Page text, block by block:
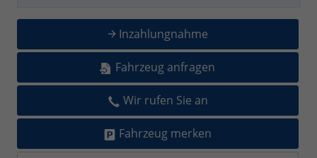
Inzahlungnahme
Fahrzeug anfragen
Wir rufen Sie an
Fahrzeug merken